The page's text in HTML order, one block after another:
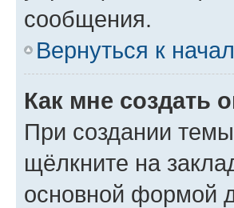
сообщения.
Вернуться к
Как мне создать
При создании
щёлкните на
основной формой